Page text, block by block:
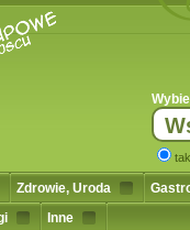
Zdrowie, Uroda
Inne